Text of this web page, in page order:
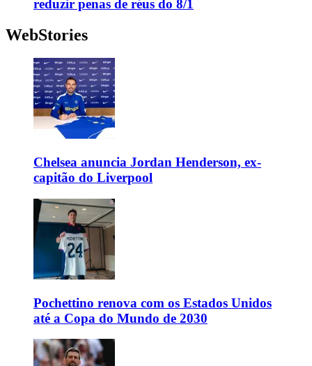
reduzir penas de réus do 8/1
WebStories
Chelsea anuncia Jordan Henderson, ex-
capitão do Liverpool
Pochettino renova com os Estados Unidos
até a Copa do Mundo de 2030